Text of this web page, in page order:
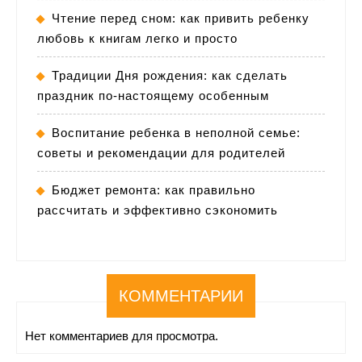
Чтение перед сном: как привить ребенку
любовь к книгам легко и просто
Традиции Дня рождения: как сделать
праздник по-настоящему особенным
Воспитание ребенка в неполной семье:
советы и рекомендации для родителей
Бюджет ремонта: как правильно
рассчитать и эффективно сэкономить
КОММЕНТАРИИ
Нет комментариев для просмотра.